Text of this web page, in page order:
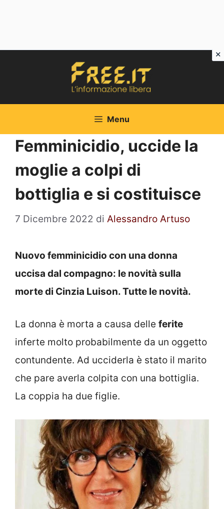
Menu
Femminicidio, uccide la
moglie a colpi di
bottiglia e si costituisce
7 Dicembre 2022 di Alessandro Artuso
Nuovo femminicidio con una donna
uccisa dal compagno: le novità sulla
morte di Cinzia Luison. Tutte le novità.
La donna è morta a causa delle ferite
inferte molto probabilmente da un oggetto
contundente. Ad ucciderla è stato il marito
che pare averla colpita con una bottiglia.
La coppia ha due figlie.